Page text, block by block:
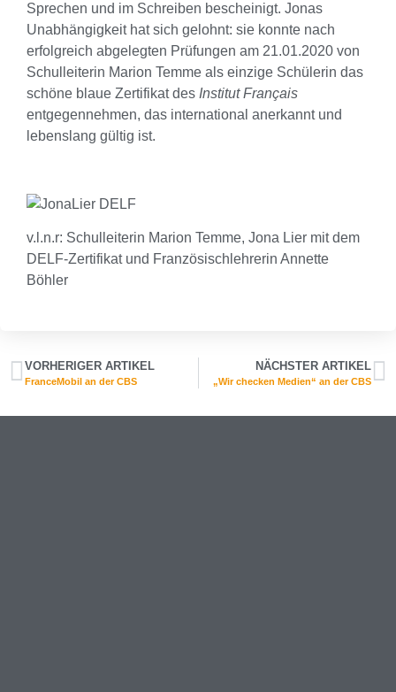
Sprechen und im Schreiben bescheinigt. Jonas
Unabhängigkeit hat sich gelohnt: sie konnte nach
erfolgreich abgelegten Prüfungen am 21.01.2020 von
Schulleiterin Marion Temme als einzige Schülerin das
schöne blaue Zertifikat des Institut Français
entgegennehmen, das international anerkannt und
lebenslang gültig ist.
v.l.n.r: Schulleiterin Marion Temme, Jona Lier mit dem
DELF-Zertifikat und Französischlehrerin Annette
Böhler
VORHERIGER ARTIKEL
FranceMobil an der CBS
NÄCHSTER ARTIKEL
„Wir checken Medien“ an der CBS